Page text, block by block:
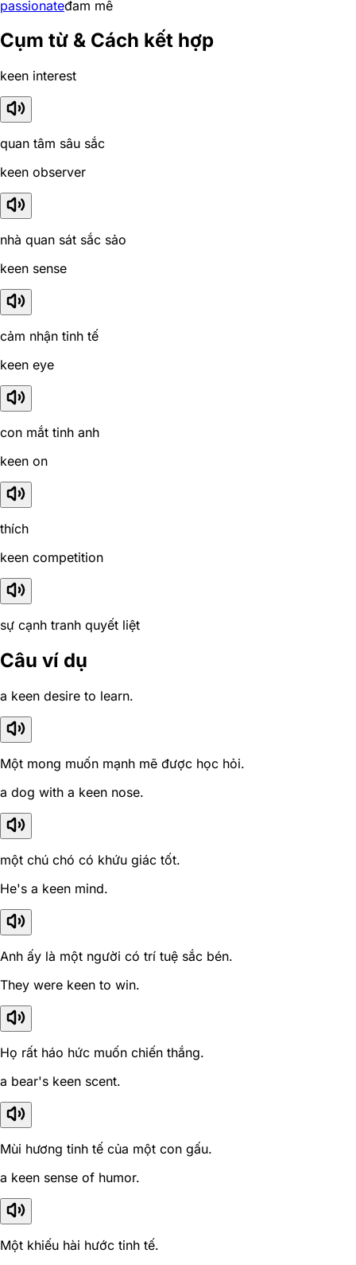
passionateđam mê
Cụm từ & Cách kết hợp
keen interest
quan tâm sâu sắc
keen observer
nhà quan sát sắc sảo
keen sense
cảm nhận tinh tế
keen eye
con mắt tinh anh
keen on
thích
keen competition
sự cạnh tranh quyết liệt
Câu ví dụ
a keen desire to learn.
Một mong muốn mạnh mẽ được học hỏi.
a dog with a keen nose.
một chú chó có khứu giác tốt.
He's a keen mind.
Anh ấy là một người có trí tuệ sắc bén.
They were keen to win.
Họ rất háo hức muốn chiến thắng.
a bear's keen scent.
Mùi hương tinh tế của một con gấu.
a keen sense of humor.
Một khiếu hài hước tinh tế.